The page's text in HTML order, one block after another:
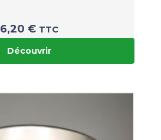
6,20 € TTC
Découvrir